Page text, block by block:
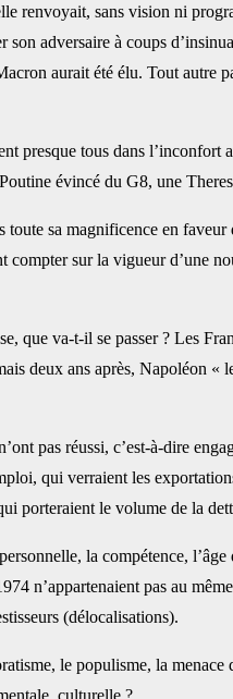
renvoyait, sans vision ni
adversaire à coups
aurait été élu. Tout autre
presque tous dans
évincé du G8, une
sa magnificence en
sur la vigueur d’une
que va-t-il se passer ? Les
deux ans après, Napoléon
pas réussi, c’est-à-dire
qui verraient les
porteraient le volume de la
la compétence,
n’appartenaient pas au
(délocalisations).
le populisme, la
culturelle ?